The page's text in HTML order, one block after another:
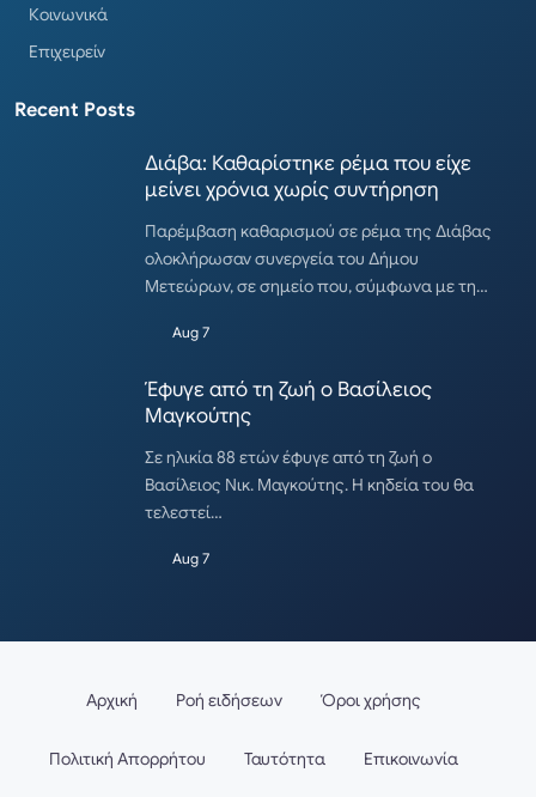
Κοινωνικά
Επιχειρείν
Recent Posts
Διάβα: Καθαρίστηκε ρέμα που είχε
μείνει χρόνια χωρίς συντήρηση
Παρέμβαση καθαρισμού σε ρέμα της Διάβας
ολοκλήρωσαν συνεργεία του Δήμου
Μετεώρων, σε σημείο που, σύμφωνα με τη…
Aug 7
Έφυγε από τη ζωή ο Βασίλειος
Μαγκούτης
Σε ηλικία 88 ετών έφυγε από τη ζωή ο
Βασίλειος Νικ. Μαγκούτης. Η κηδεία του θα
τελεστεί…
Aug 7
Αρχική Ροή ειδήσεων Όροι χρήσης
Πολιτική Απορρήτου Ταυτότητα Επικοινωνία